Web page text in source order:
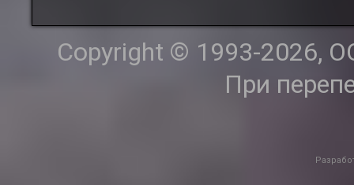
Copyright © 1993-2026,
При